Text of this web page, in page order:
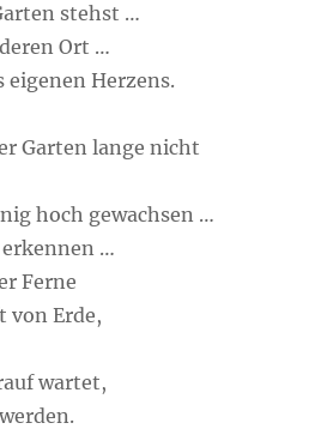
stehst …
Ort …
eigenen Herzens.
Garten lange nicht
hoch gewachsen …
erkennen …
Ferne
von Erde,
wartet,